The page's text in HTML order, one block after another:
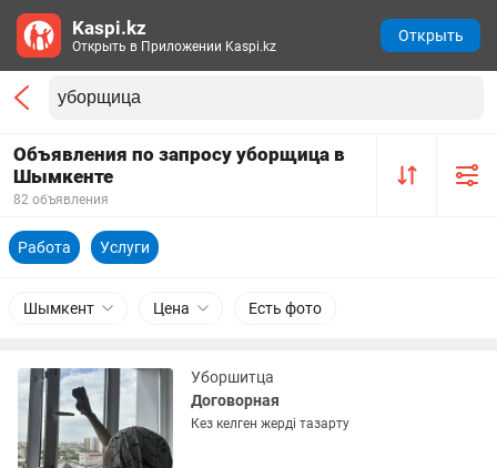
Объявления по запросу уборщица в
Шымкенте
82 объявления
Работа Услуги
Шымкент Цена Есть фото
Уборшитца
Договорная
Кез келген жерді тазарту
Kaspi.kz
Открыть в Приложении Kaspi.kz
Открыть